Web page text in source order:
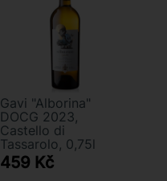
Gavi "Alborina"
DOCG 2023,
Castello di
Tassarolo, 0,75l
459 Kč